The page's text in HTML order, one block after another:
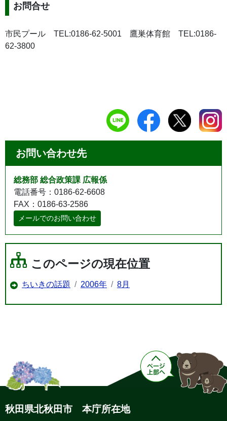
お問合せ
市民プール TEL:0186-62-5001 鷹巣体育館 TEL:0186-
62-3800
お問い合わせ先
総務部 総合政策課 広報係
電話番号：0186-62-6608
FAX：0186-63-2586
メールでのお問い合わせ
このページの現在位置
ちいきの話題 2006年 8月
秋田県北秋田市 本庁所在地